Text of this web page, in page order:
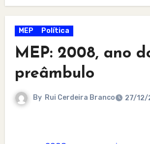
MEP Política
MEP: 2008, ano
preâmbulo
By Rui Cerdeira Branco 27/12/